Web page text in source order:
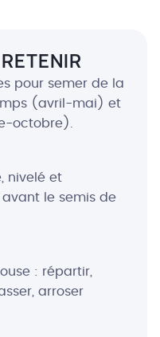
pour semer de la
(avril-mai) et
octobre).
nivelé et
le semis de
: répartir,
arroser